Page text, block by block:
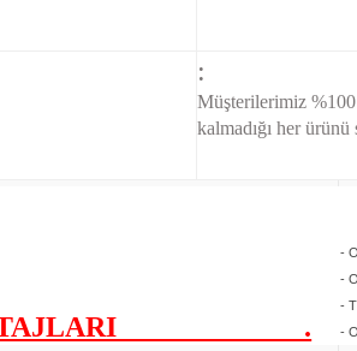
:
Müşterilerimiz %100
kalmadığı her ürünü
.
-
-
-
-